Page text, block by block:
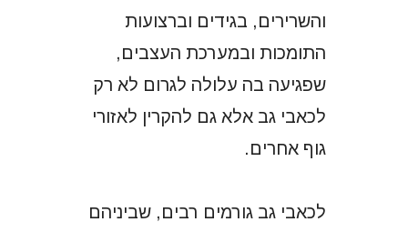
והשרירים, בגידים וברצועות
התומכות ובמערכת העצבים,
שפגיעה בה עלולה לגרום לא רק
לכאבי גב אלא גם להקרין לאזורי
גוף אחרים.
לכאבי גב גורמים רבים, שביניהם